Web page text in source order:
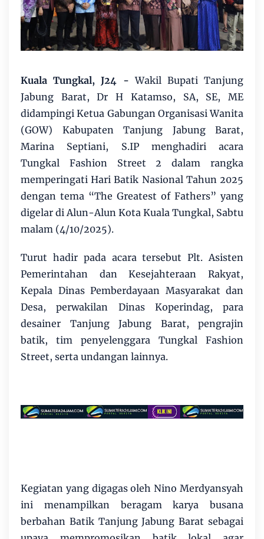
Kuala Tungkal, J24 -Wakil Bupati Tanjung
Jabung Barat, Dr H Katamso, SA, SE, ME
didampingi Ketua Gabungan Organisasi Wanita
(GOW) Kabupaten Tanjung Jabung Barat,
Marina Septiani, S.IP menghadiri acara
Tungkal Fashion Street 2 dalam rangka
memperingati Hari Batik Nasional Tahun 2025
dengan tema “The Greatest of Fathers” yang
digelar di Alun-Alun Kota Kuala Tungkal, Sabtu
malam (4/10/2025).
Turut hadir pada acara tersebut Plt. Asisten
Pemerintahan dan Kesejahteraan Rakyat,
Kepala Dinas Pemberdayaan Masyarakat dan
Desa, perwakilan Dinas Koperindag, para
desainer Tanjung Jabung Barat, pengrajin
batik, tim penyelenggara Tungkal Fashion
Street, serta undangan lainnya.
Kegiatan yang digagas oleh Nino Merdyansyah
ini menampilkan beragam karya busana
berbahan Batik Tanjung Jabung Barat sebagai